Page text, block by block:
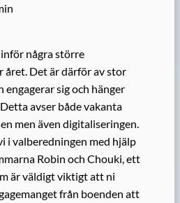
några större
året. Det är därför av stor
sig och hänger
avser både vakanta
men även digitaliseringen.
i valberedningen med hjälp
Robin och Chouki, ett
är väldigt viktigt att ni
från boenden att